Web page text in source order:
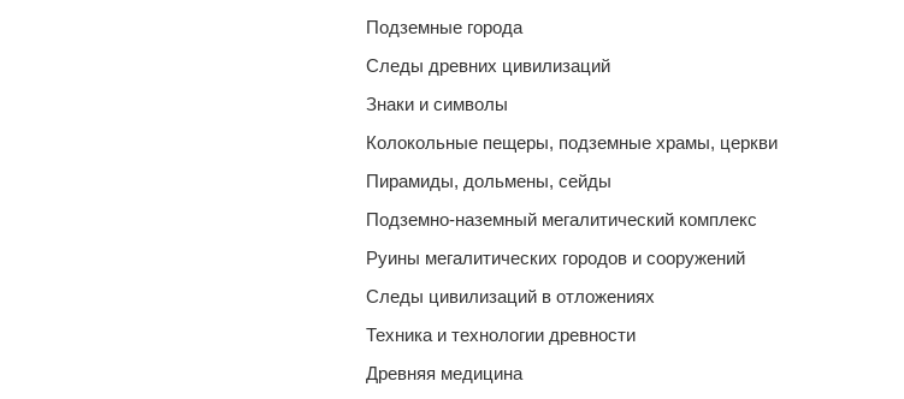
Подземные города
Следы древних цивилизаций
Знаки и символы
Колокольные пещеры, подземные храмы, церкви
Пирамиды, дольмены, сейды
Подземно-наземный мегалитический комплекс
Руины мегалитических городов и сооружений
Следы цивилизаций в отложениях
Техника и технологии древности
Древняя медицина